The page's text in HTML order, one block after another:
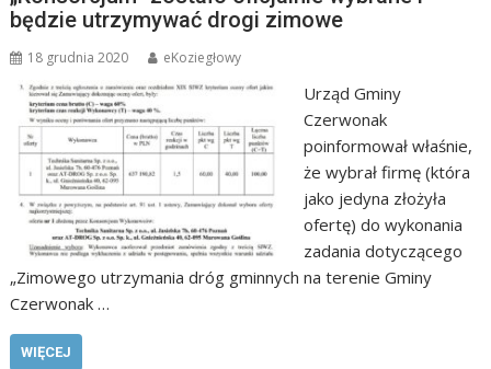
będzie utrzymywać drogi zimowe
18 grudnia 2020 eKoziegłowy
Urząd Gminy
Czerwonak
poinformował właśnie,
że wybrał firmę (która
jako jedyna złożyła
ofertę) do wykonania
zadania dotyczącego
„Zimowego utrzymania dróg gminnych na terenie Gminy
Czerwonak …
WIĘCEJ